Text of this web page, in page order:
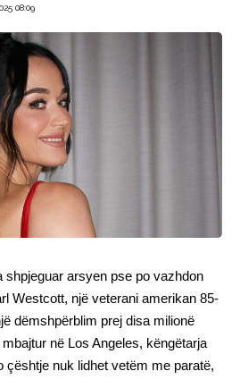
08:09
shpjeguar arsyen pse po vazhdon
Westcott, një veterani amerikan 85-
dëmshpërblim prej disa milionë
në Los Angeles, këngëtarja
çështje nuk lidhet vetëm me paratë,